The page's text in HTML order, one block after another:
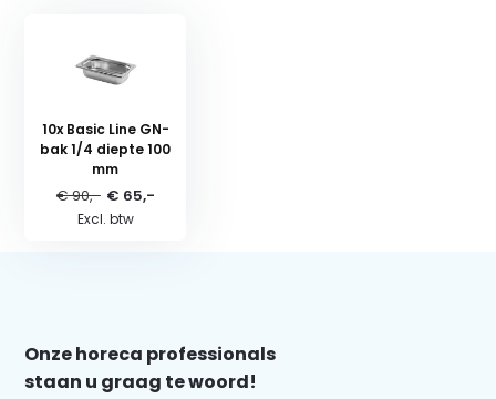
10x Basic Line GN-
bak 1/4 diepte 100
mm
€ 90,- € 65,-
Excl. btw
Onze horeca professionals
staan u graag te woord!